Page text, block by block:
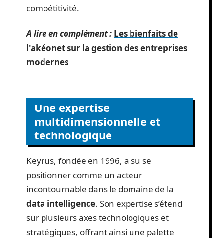
compétitivité.
A lire en complément : Les bienfaits de
l'akéonet sur la gestion des entreprises
modernes
Une expertise
multidimensionnelle et
technologique
Keyrus, fondée en 1996, a su se
positionner comme un acteur
incontournable dans le domaine de la
data intelligence. Son expertise s’étend
sur plusieurs axes technologiques et
stratégiques, offrant ainsi une palette